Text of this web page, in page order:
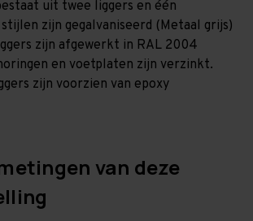
uit twee liggers en één
zijn gegalvaniseerd (Metaal grijs)
zijn afgewerkt in RAL 2004
en voetplaten zijn verzinkt.
zijn voorzien van epoxy
van deze